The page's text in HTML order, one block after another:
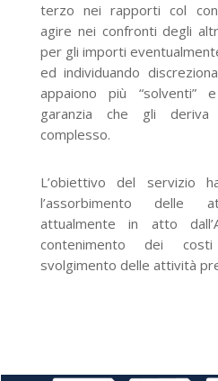
terzo nei rapporti col
agire nei confronti degli
per gli importi
ed individuando
appaiono più “solventi”
garanzia che gli deriva
complesso.
L’obiettivo del servizio
l’assorbimento delle
attualmente in atto
contenimento dei
svolgimento delle attività